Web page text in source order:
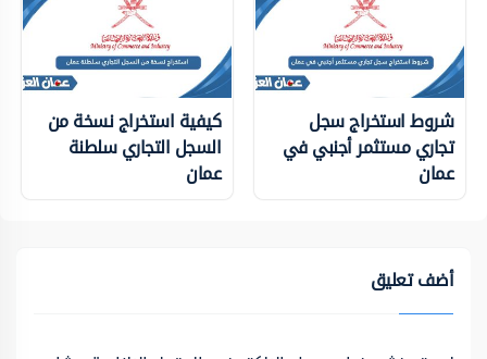
شروط استخراج سجل
تجاري مستثمر أجنبي في
عمان
كيفية استخراج نسخة من
السجل التجاري سلطنة
عمان
أضف تعليق